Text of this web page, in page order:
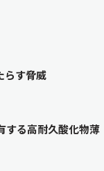
らす脅威
する高耐久酸化物薄